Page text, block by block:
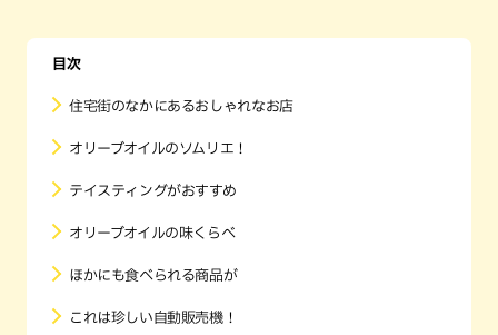
目次
住宅街のなかにあるおしゃれなお店
オリーブオイルのソムリエ！
テイスティングがおすすめ
オリーブオイルの味くらべ
ほかにも食べられる商品が
これは珍しい自動販売機！